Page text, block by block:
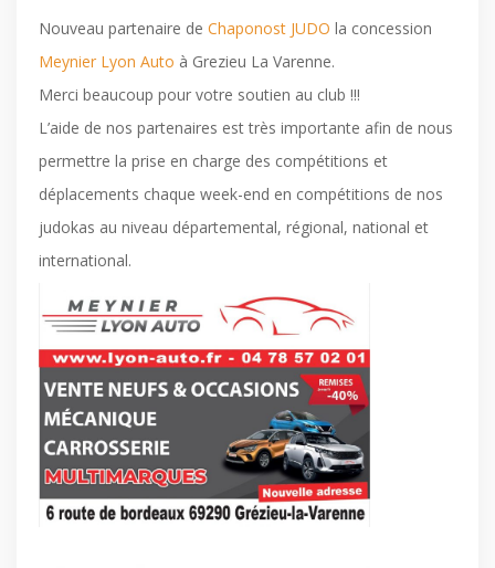
Nouveau partenaire de Chaponost JUDO la concession
Meynier Lyon Auto à Grezieu La Varenne.
Merci beaucoup pour votre soutien au club !!!
L’aide de nos partenaires est très importante afin de nous
permettre la prise en charge des compétitions et
déplacements chaque week-end en compétitions de nos
judokas au niveau départemental, régional, national et
international.